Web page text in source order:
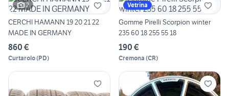
2
CERCHI HAMANN 19 20 21 22
MADE IN GERMANY
860 €
Curtarolo(PD)
Vetrina
Gomme Pirelli Scorpion winter
235 60 18 255 55 18
190 €
Cremona (CR)